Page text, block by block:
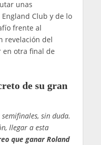
unas
Club y de lo
frente al
revelación del
en otra final de
de su gran
sin duda.
llegar a esta
que ganar Roland